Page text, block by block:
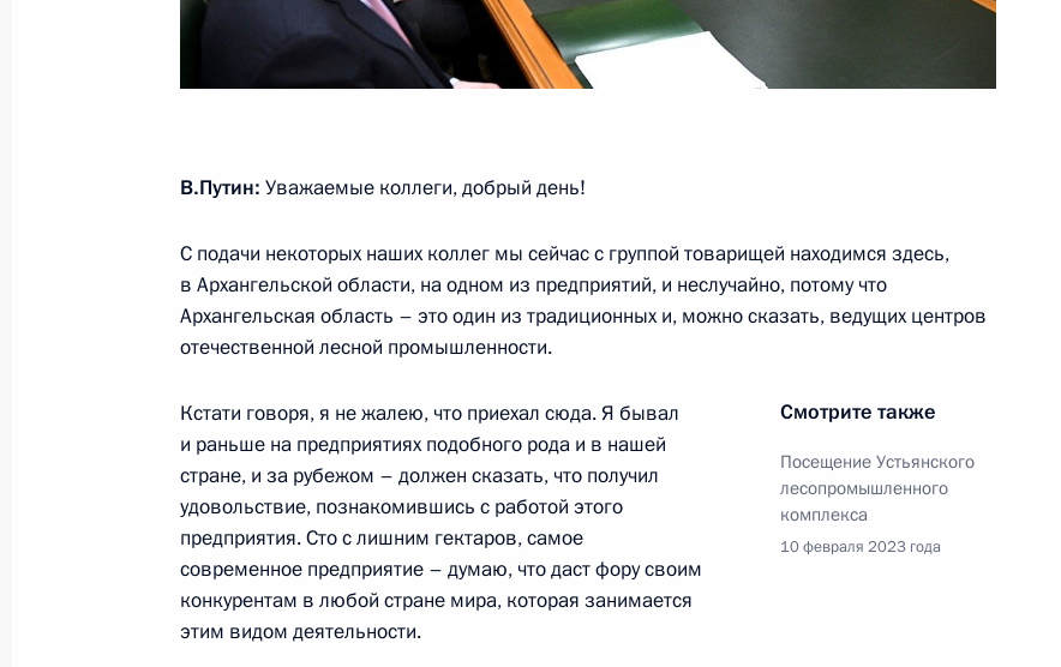
Встреча с главой института развития «ДОМ.РФ» Виталием Мутко
24 августа 2021 года, 20:20
6 августа 2020 года, 13:20
Заседание рабочей группы Госсовета по направлению
«Строительство, жилищно-коммунальное хозяйство, городская
среда»
3 июня 2020 года, 12:00
В.Путин: Уважаемые коллеги, добрый день!
С подачи некоторых наших коллег мы сейчас с группой товарищей находимся здесь,
в Архангельской области, на одном из предприятий, и неслучайно, потому что
Архангельская область – это один из традиционных и, можно сказать, ведущих центров
отечественной лесной промышленности.
Смотрите также
Посещение Устьянского
лесопромышленного
комплекса
10 февраля 2023 года
Кстати говоря, я не жалею, что приехал сюда. Я бывал
и раньше на предприятиях подобного рода и в нашей
стране, и за рубежом – должен сказать, что получил
удовольствие, познакомившись с работой этого
предприятия. Сто с лишним гектаров, самое
современное предприятие – думаю, что даст фору своим
конкурентам в любой стране мира, которая занимается
этим видом деятельности.